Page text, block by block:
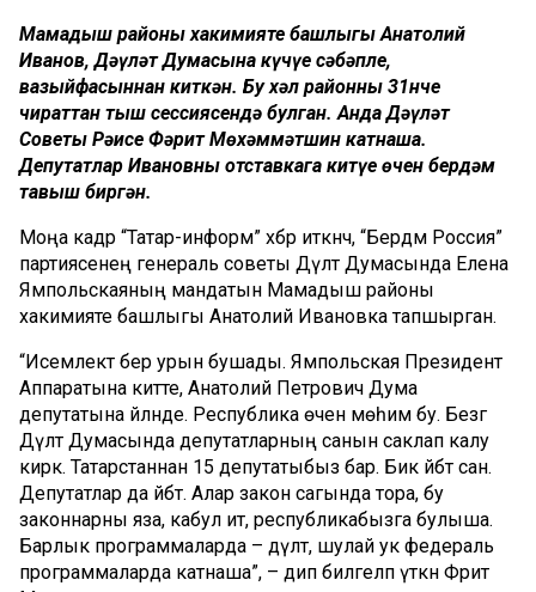
Мамадыш районы хакимияте башлыгы Анатолий
Иванов, Дәүләт Думасына күчүе сәбәпле,
вазыйфасыннан киткән. Бу хәл районның 31нче
чираттан тыш сессиясендә булган. Анда Дәүләт
Советы Рәисе Фәрит Мөхәммәтшин катнаша.
Депутатлар Ивановның отставкага китүе өчен бердәм
тавыш биргән.
Моңа кадәр “Татар-информ” хәбәр иткәнчә, “Бердәм Россия”
партиясенең генераль советы Дәүләт Думасында Елена
Ямпольскаяның мандатын Мамадыш районы
хакимияте башлыгы Анатолий Ивановка тапшырган.
“Исемлектә бер урын бушады. Ямпольская Президент
Аппаратына китте, Анатолий Петрович Дума
депутатына әйләнде. Республика өчен мөһим бу. Безгә
Дәүләт Думасында депутатларның санын саклап калу
кирәк. Татарстаннан 15 депутатыбыз бар. Бик әйбәт сан.
Депутатлар да әйбәт. Алар закон сагында тора, бу
законнарны яза, кабул итә, республикабызга булыша.
Барлык программаларда – дәүләт, шулай ук федераль
программаларда катнаша”, – дип билгеләп үткән Фәрит